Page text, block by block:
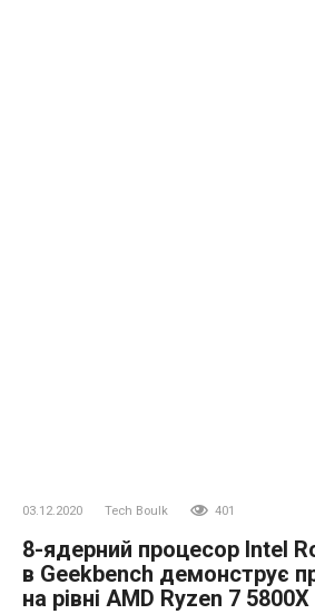
03.12.2020 Tech Boulk 401
8-ядерний процесор Intel
в Geekbench демонструє
на рівні AMD Ryzen 7 5800X